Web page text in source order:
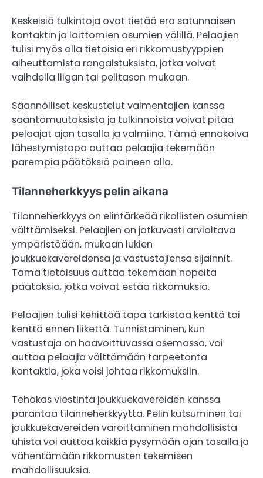
Keskeisiä tulkintoja ovat tietää ero satunnaisen
kontaktin ja laittomien osumien välillä. Pelaajien
tulisi myös olla tietoisia eri rikkomustyyppien
aiheuttamista rangaistuksista, jotka voivat
vaihdella liigan tai pelitason mukaan.
Säännölliset keskustelut valmentajien kanssa
sääntömuutoksista ja tulkinnoista voivat pitää
pelaajat ajan tasalla ja valmiina. Tämä ennakoiva
lähestymistapa auttaa pelaajia tekemään
parempia päätöksiä paineen alla.
Tilanneherkkyys pelin aikana
Tilanneherkkyys on elintärkeää rikollisten osumien
välttämiseksi. Pelaajien on jatkuvasti arvioitava
ympäristöään, mukaan lukien
joukkuekavereidensa ja vastustajiensa sijainnit.
Tämä tietoisuus auttaa tekemään nopeita
päätöksiä, jotka voivat estää rikkomuksia.
Pelaajien tulisi kehittää tapa tarkistaa kenttä tai
kenttä ennen liikettä. Tunnistaminen, kun
vastustaja on haavoittuvassa asemassa, voi
auttaa pelaajia välttämään tarpeetonta
kontaktia, joka voisi johtaa rikkomuksiin.
Tehokas viestintä joukkuekavereiden kanssa
parantaa tilanneherkkyyttä. Pelin kutsuminen tai
joukkuekavereiden varoittaminen mahdollisista
uhista voi auttaa kaikkia pysymään ajan tasalla ja
vähentämään rikkomusten tekemisen
mahdollisuuksia.